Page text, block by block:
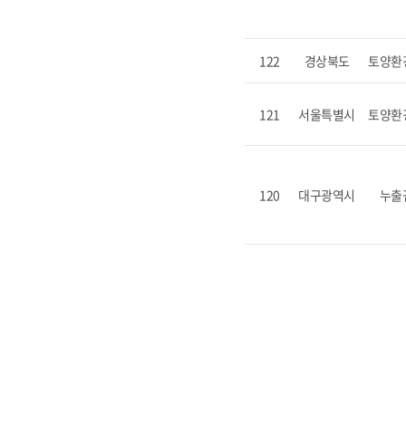
122 경상북도 토양환
121 서울특별시 토양환
120 대구광역시 누출